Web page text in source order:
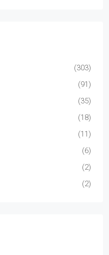
(303)
(91)
(35)
(18)
(11)
(6)
(2)
(2)